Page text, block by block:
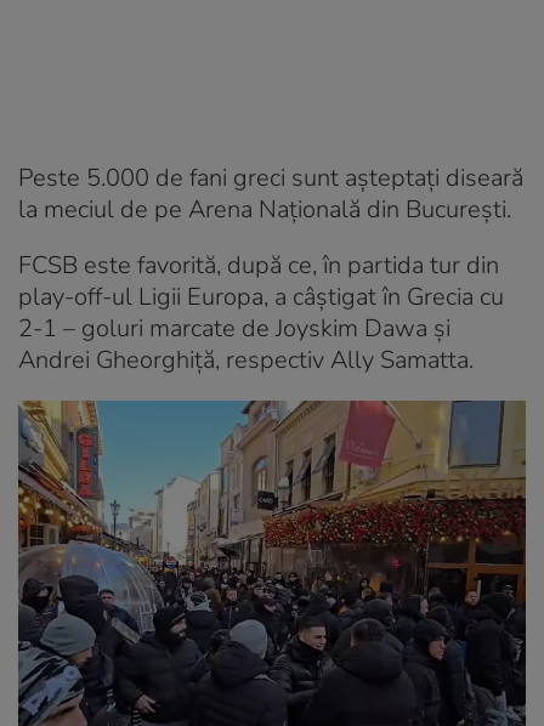
Peste 5.000 de fani greci sunt așteptați diseară
la meciul de pe Arena Națională din București.
FCSB este favorită, după ce, în partida tur din
play-off-ul Ligii Europa, a câștigat în Grecia cu
2-1 – goluri marcate de Joyskim Dawa și
Andrei Gheorghiță, respectiv Ally Samatta.